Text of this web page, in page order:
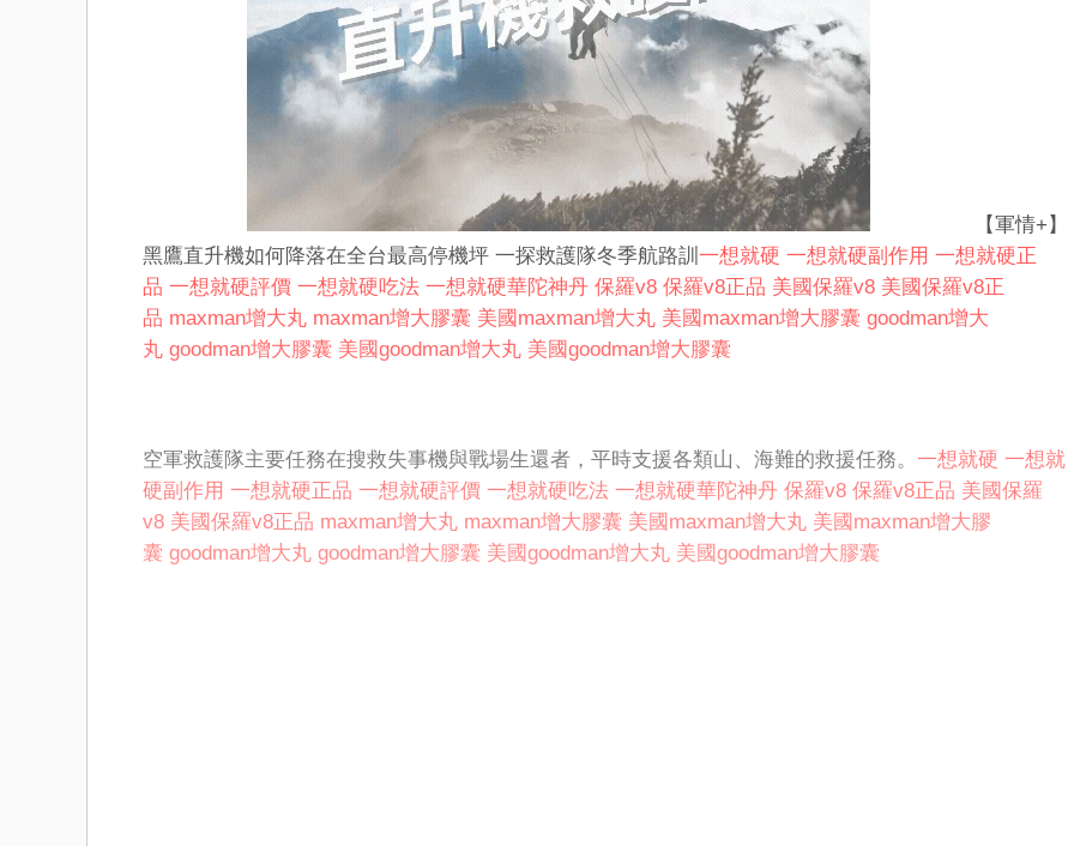
【軍情+】
黑鷹直升機如何降落在全台最高停機坪 一探救護隊冬季航路訓 一想就硬 一想就硬副作用 一想就硬正
品 一想就硬評價 一想就硬吃法 一想就硬華陀神丹 保羅v8 保羅v8正品 美國保羅v8 美國保羅v8正
品 maxman增大丸 maxman增大膠囊 美國maxman增大丸 美國maxman增大膠囊 goodman增大
丸 goodman增大膠囊 美國goodman增大丸 美國goodman增大膠囊
空軍救護隊主要任務在搜救失事機與戰場生還者，平時支援各類山、海難的救援任務。 一想就硬 一想就
硬副作用 一想就硬正品 一想就硬評價 一想就硬吃法 一想就硬華陀神丹 保羅v8 保羅v8正品 美國保羅
v8 美國保羅v8正品 maxman增大丸 maxman增大膠囊 美國maxman增大丸 美國maxman增大膠
囊 goodman增大丸 goodman增大膠囊 美國goodman增大丸 美國goodman增大膠囊